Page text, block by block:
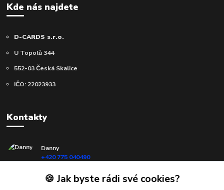
Kde nás najdete
D-CARDS s.r.o.
U Topolů 344
552-03 Česká Skalice
IČO: 22023933
Kontakty
Danny
+420 775 040490
🍪 Jak byste rádi své cookies?